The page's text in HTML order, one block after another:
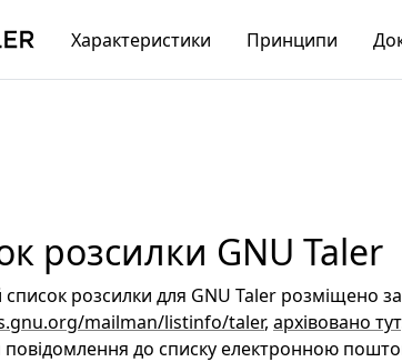
Характеристики Принципи
розсилки GNU Taler
список розсилки для GNU Taler розміщено
mailman/listinfo/taler, архівовано тут
повідомлення до списку електронною